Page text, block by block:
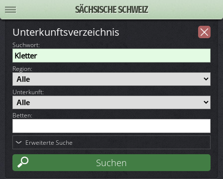
SÄCHSISCHE SCHWEIZ
Unterkunftsverzeichnis
Suchwort:
Region:
Unterkunft:
Betten:
Erweiterte Suche